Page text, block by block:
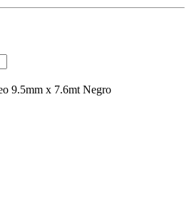
9.5mm x 7.6mt Negro